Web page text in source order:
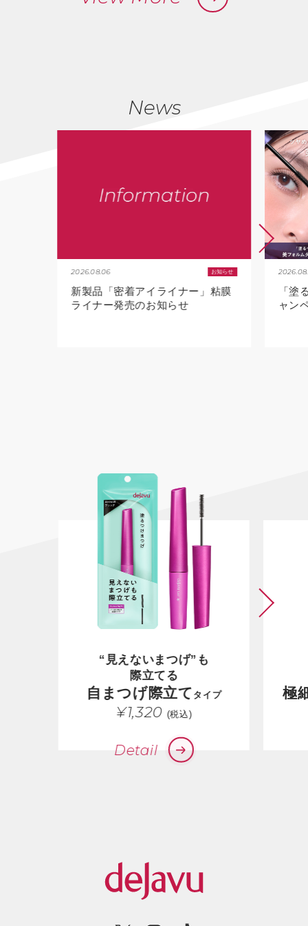
News
2026.08.06 お知らせ
新製品「密着アイライナー」粘膜
ライナー発売のお知らせ
「塗
ャン
“見えないまつげ”も
際立てる
自まつげ際立て タイプ
¥1,320 (税込)
Detail
極